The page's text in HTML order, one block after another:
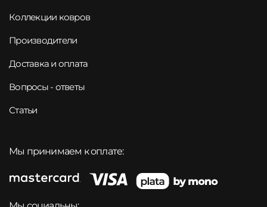
Коллекции ковров
Производители
Доставка и оплата
Вопросы - ответы
Статьи
Мы принимаем к оплате: